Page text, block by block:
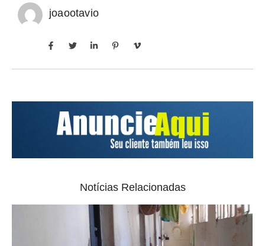
joaootavio
Notícias Relacionadas